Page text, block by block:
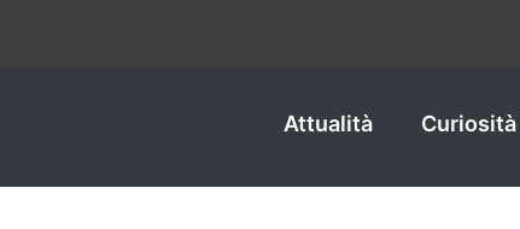
Attualità Curiosità